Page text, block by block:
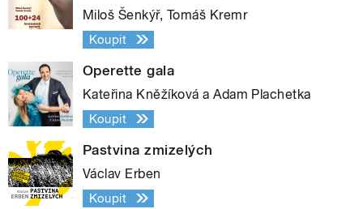
Miloš Šenkýř, Tomáš Kremr
Koupit
Operette gala
Kateřina Kněžíková a Adam Plachetka
Koupit
Pastvina zmizelých
Václav Erben
Koupit